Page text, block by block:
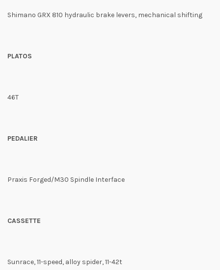
Shimano GRX 810 hydraulic brake levers, mechanical shifting
PLATOS
46T
PEDALIER
Praxis Forged/M30 Spindle Interface
CASSETTE
Sunrace, 11-speed, alloy spider, 11-42t